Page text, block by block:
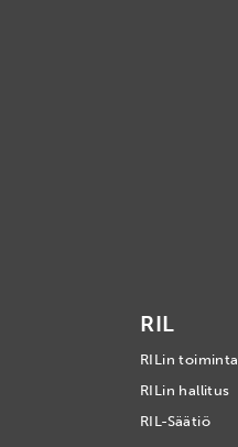
RIL
RILin toiminta
RILin hallitus
RIL-Säätiö